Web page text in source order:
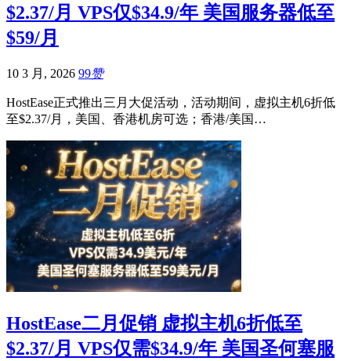
$2.37/月 VPS仅$34.9/年 美国服务器低至
$59/月
10 3 月, 2026 99赞
HostEase正式推出三月大促活动，活动期间，虚拟主机6折低
至$2.37/月，美国、香港机房可选；香港/美国…
HostEase二月促销 虚拟主机6折低至
$2.37/月 VPS仅需$34.9/年 美国圣何塞服